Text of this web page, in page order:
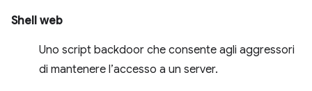
Shell web
Uno script backdoor che consente agli aggressori
di mantenere l’accesso a un server.